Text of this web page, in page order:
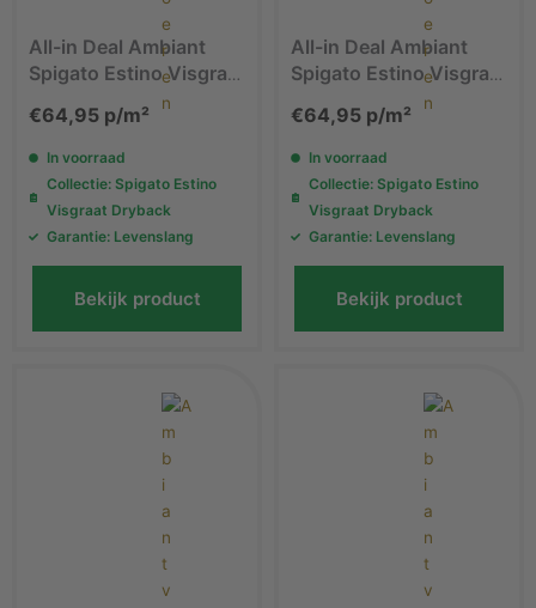
All-in Deal Ambiant
Spigato Estino Visgraat
Dryback Dark Oak PVC
vloer
€64,95 p/m²
In voorraad
Collectie: Spigato Estino
Visgraat Dryback
Garantie: Levenslang
Bekijk product
All-in Deal Ambiant
Spigato Estino Visgraat
Dryback Natural Oak
PVC vloer
€64,95 p/m²
In voorraad
Collectie: Spigato Estino
Visgraat Dryback
Garantie: Levenslang
Bekijk product